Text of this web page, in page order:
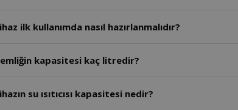
ilk kullanımda nasıl hazırlanmalıdır?
kapasitesi kaç litredir?
su ısıtıcısı kapasitesi nedir?